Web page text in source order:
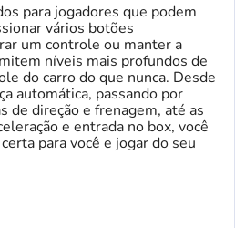
para jogadores que podem
vários botões
um controle ou manter a
níveis mais profundos de
do carro do que nunca. Desde
automática, passando por
de direção e frenagem, até as
e entrada no box, você
para você e jogar do seu